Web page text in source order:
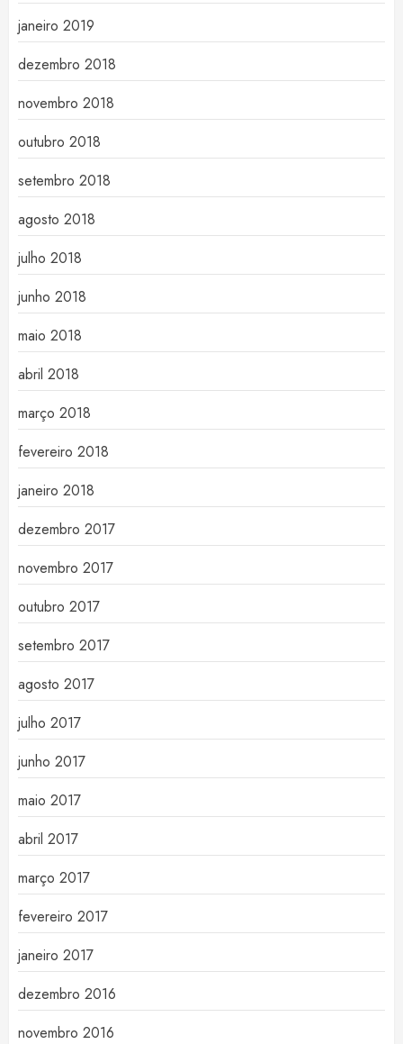
janeiro 2019
dezembro 2018
novembro 2018
outubro 2018
setembro 2018
agosto 2018
julho 2018
junho 2018
maio 2018
abril 2018
março 2018
fevereiro 2018
janeiro 2018
dezembro 2017
novembro 2017
outubro 2017
setembro 2017
agosto 2017
julho 2017
junho 2017
maio 2017
abril 2017
março 2017
fevereiro 2017
janeiro 2017
dezembro 2016
novembro 2016